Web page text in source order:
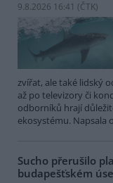
9.8.2026 16:41 (ČTK)
zvířat, ale také lidský
až po televizory či
odborníků hrají
ekosystému. Napsala
Sucho přerušilo
budapešťském